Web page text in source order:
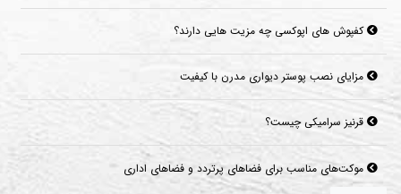
کفپوش های اپوکسی چه مزیت هایی دارند؟
مزایای نصب پوستر دیواری مدرن با کیفیت
قرنیز سرامیکی چیست؟
موکت‌های مناسب برای فضاهای پرتردد و فضاهای اداری